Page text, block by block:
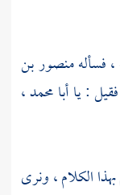
، فسألهمنصور بن
: ياأبا محمد،
الكلام ، ونرى